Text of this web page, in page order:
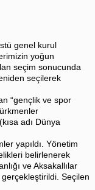
genel kurul
yoğun
seçim sonucunda
seçilerek
“gençlik ve spor
adı Dünya
yapıldı. Yönetim
belirlenerek
ve Aksakallılar
Seçilen